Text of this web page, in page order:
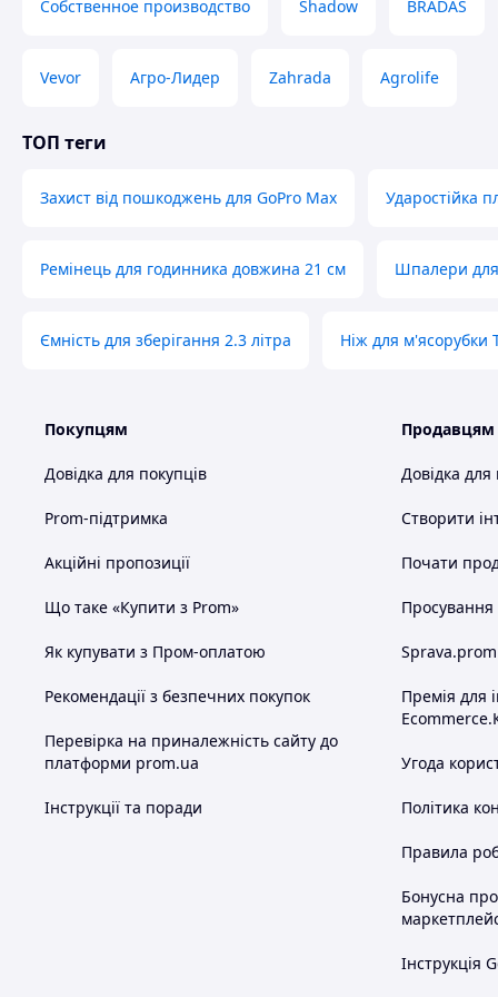
Собственное производство Shadow BRADAS
Vevor Агро-Лидер Zahrada Agrolife
ТОП теги
Захист від пошкоджень для GoPro Max Ударостійка
Ремінець для годинника довжина 21 см Шпалери для
Ємність для зберігання 2.3 літра Ніж для м'ясорубки
Покупцям
Довідка для покупців
Prom-підтримка
Акційні пропозиції
Що таке «Купити з Prom»
Як купувати з Пром-оплатою
Рекомендації з безпечних покупок
Перевірка на приналежність сайту до
платформи prom.ua
Інструкції та поради
Продавцям
Довідка для
Створити
Почати
Просування
Премія для
Угода
Політика
Правила
Бонусна
Інструкція